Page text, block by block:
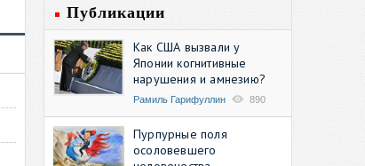
Публикации
Как США вызвали у
Японии когнитивные
нарушения и амнезию?
Рамиль Гарифуллин 890
Пурпурные поля
осоловевшего